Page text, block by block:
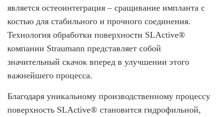
является остеоинтеграция – сращивание импланта с
костью для стабильного и прочного соединения.
Технология обработки поверхности SLActive®️
компании Straumann представляет собой
значительный скачок вперед в улучшении этого
важнейшего процесса.
Благодаря уникальному производственному процессу
поверхность SLActive®️ становится гидрофильной,